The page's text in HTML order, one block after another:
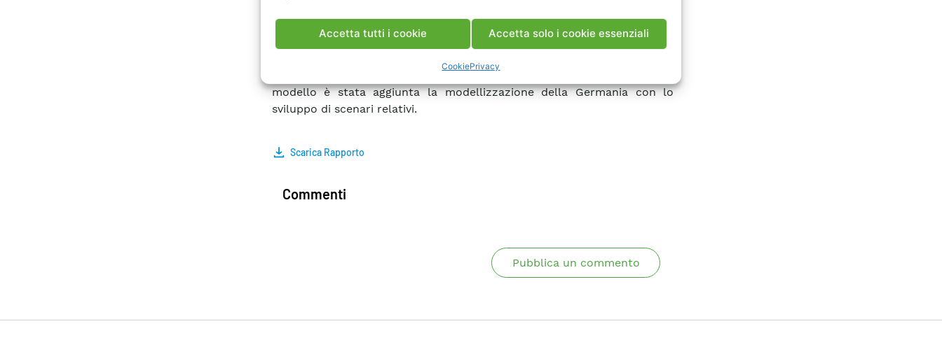
Accetta tutti i cookie Accetta solo i cookie essenziali
CookiePrivacy
state svolte con riferimento ai tre paesi: Austria, Italia e Slovenia. Pur nei
limiti delle ipotesi semplificative assunte nelle modellizzazioni, dai
conseguibile mediante l’accoppiamento dei tre mercati. In seguito, al
modello è stata aggiunta la modellizzazione della Germania con lo
sviluppo di scenari relativi.
Scarica Rapporto
Commenti
Pubblica un commento